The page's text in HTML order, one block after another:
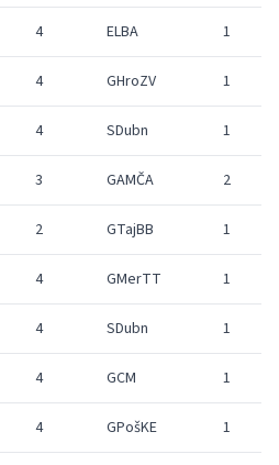
4 ELBA 1
4 GHroZV 1
4 SDubn 1
3 GAMČA 2
2 GTajBB 1
4 GMerTT 1
4 SDubn 1
4 GCM 1
4 GPošKE 1